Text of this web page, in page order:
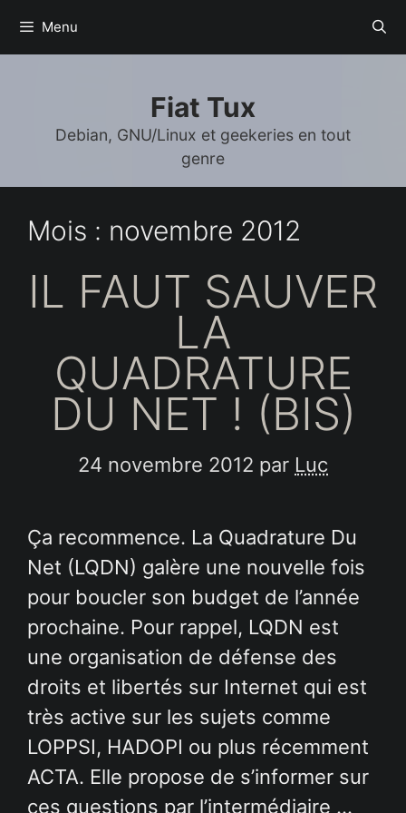
Menu
Fiat Tux
Debian, GNU/Linux et geekeries en tout
genre
Mois : novembre 2012
IL FAUT SAUVER
LA
QUADRATURE
DU NET ! (BIS)
24 novembre 2012 par Luc
Ça recommence. La Quadrature Du
Net (LQDN) galère une nouvelle fois
pour boucler son budget de l’année
prochaine. Pour rappel, LQDN est
une organisation de défense des
droits et libertés sur Internet qui est
très active sur les sujets comme
LOPPSI, HADOPI ou plus récemment
ACTA. Elle propose de s’informer sur
ces questions par l’intermédiaire …